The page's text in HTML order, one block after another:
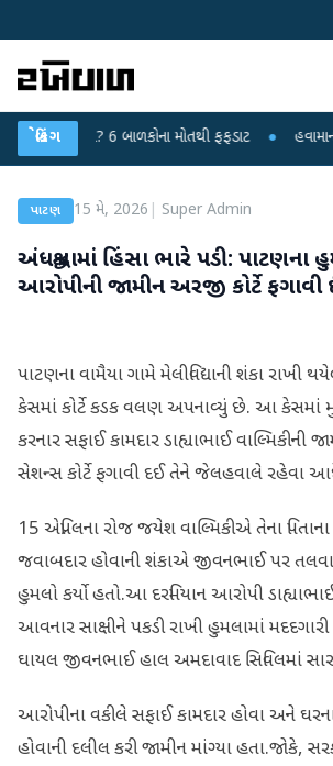
બ્રેકિંગ6 બાળકોના મોતથી ફફડાટ ● હવામાન
પાટણ 15 મે, 2026 Super Admin
અંધશ્રદ્ધામાં હિંસા ભારે પડી: પાટણના
આરોપીની જામીન અરજી કોર્ટે ફગાવી
પાટણના વામૈયા ગામે મેલીવિદ્યાની શંકા રાખી
કેસમાં કોર્ટે કડક વલણ અપનાવ્યું છે. આ કેસમાં
કરનાર સફાઈ કામદાર ડાહ્યાભાઈ વાલ્મિકીની
સેશન્સ કોર્ટે ફગાવી દઈ તેને જેલહવાલે રહેવા
15 એપ્રિલના રોજ જયેશ વાલ્મિકીએ તેના
જવાબદાર હોવાની શંકાએ જીવનભાઈ પર
હુમલો કર્યો હતો.આ દરમિયાન આરોપી
આવનાર સાક્ષીને પકડી રાખી હુમલામાં
ઘાયલ જીવનભાઈ હાલ અમદાવાદ સિવિલમાં
આરોપીના વકીલે સફાઈ કામદાર હોવા અને
હોવાની દલીલ કરી જામીન માંગ્યા હતા.જોકે,